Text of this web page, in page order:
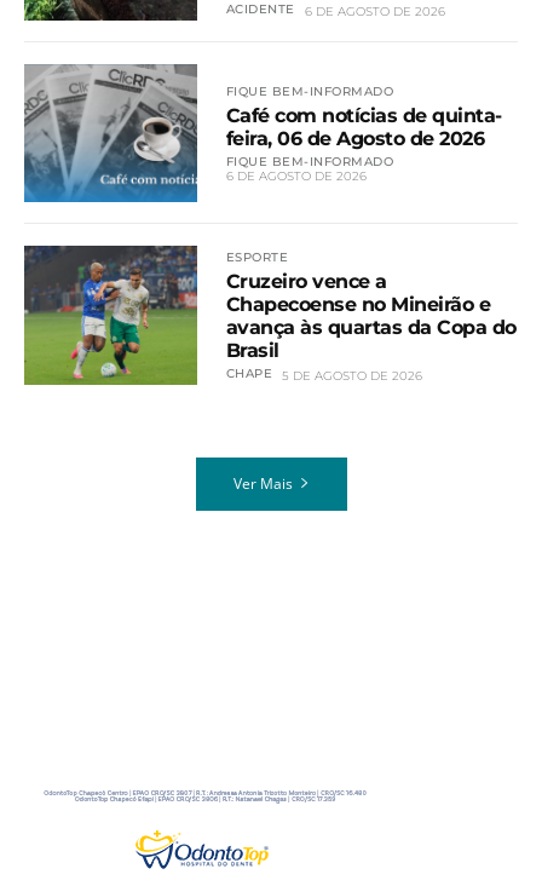
ACIDENTE 6 DE AGOSTO DE 2026
FIQUE BEM-INFORMADO
Café com notícias de quinta-
feira, 06 de Agosto de 2026
FIQUE BEM-INFORMADO
6 DE AGOSTO DE 2026
ESPORTE
Cruzeiro vence a
Chapecoense no Mineirão e
avança às quartas da Copa do
Brasil
CHAPE 5 DE AGOSTO DE 2026
Ver Mais